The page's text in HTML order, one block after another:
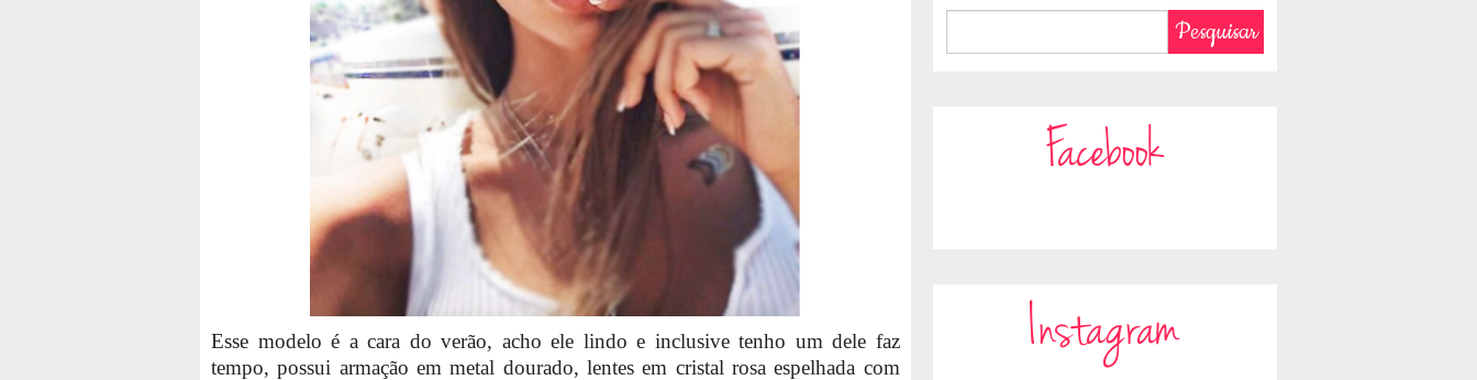
Esse modelo é a cara do verão, acho ele lindo e inclusive tenho um dele faz
tempo, possui armação em metal dourado, lentes em cristal rosa espelhada com
Facebook
Instagram